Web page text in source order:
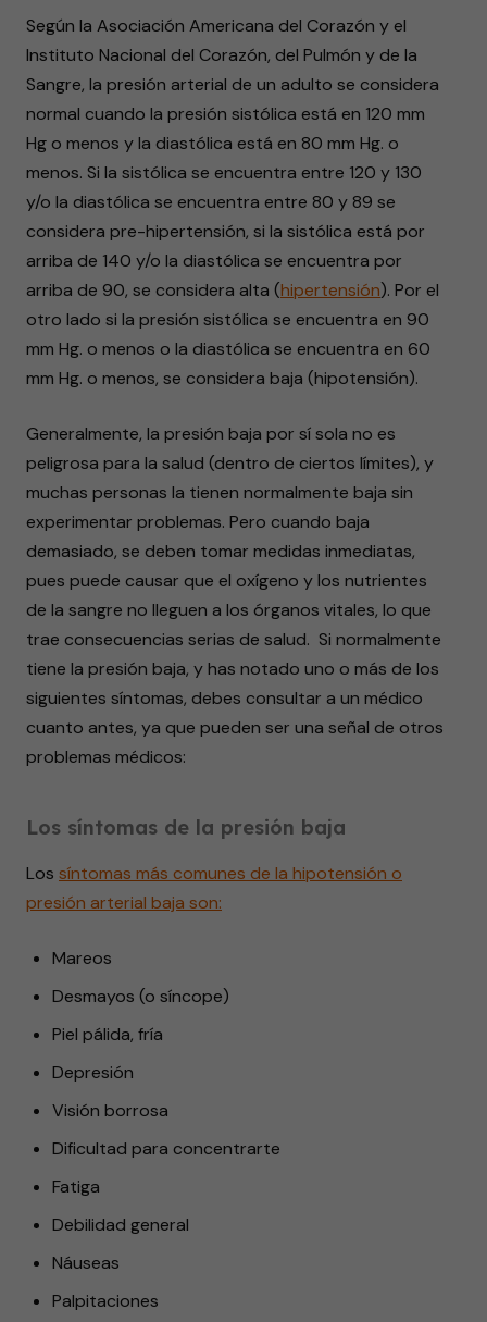
Según la Asociación Americana del Corazón y el
Instituto Nacional del Corazón, del Pulmón y de la
Sangre, la presión arterial de un adulto se considera
normal cuando la presión sistólica está en 120 mm
Hg o menos y la diastólica está en 80 mm Hg. o
menos. Si la sistólica se encuentra entre 120 y 130
y/o la diastólica se encuentra entre 80 y 89 se
considera pre-hipertensión, si la sistólica está por
arriba de 140 y/o la diastólica se encuentra por
arriba de 90, se considera alta (hipertensión). Por el
otro lado si la presión sistólica se encuentra en 90
mm Hg. o menos o la diastólica se encuentra en 60
mm Hg. o menos, se considera baja (hipotensión).
Generalmente, la presión baja por sí sola no es
peligrosa para la salud (dentro de ciertos límites), y
muchas personas la tienen normalmente baja sin
experimentar problemas. Pero cuando baja
demasiado, se deben tomar medidas inmediatas,
pues puede causar que el oxígeno y los nutrientes
de la sangre no lleguen a los órganos vitales, lo que
trae consecuencias serias de salud. Si normalmente
tiene la presión baja, y has notado uno o más de los
siguientes síntomas, debes consultar a un médico
cuanto antes, ya que pueden ser una señal de otros
problemas médicos:
Los síntomas de la presión baja
Los síntomas más comunes de la hipotensión o
presión arterial baja son:
Mareos
Desmayos (o síncope)
Piel pálida, fría
Depresión
Visión borrosa
Dificultad para concentrarte
Fatiga
Debilidad general
Náuseas
Palpitaciones